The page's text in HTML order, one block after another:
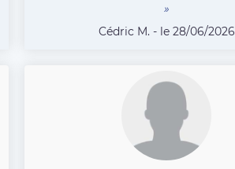
»
Cédric M. - le 28/06/2026